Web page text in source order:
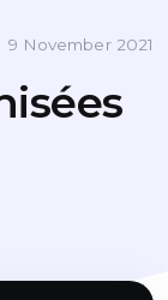
9 November 2021